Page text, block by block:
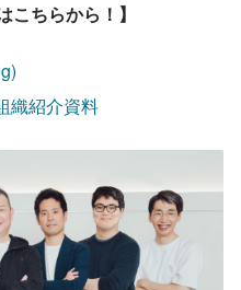
こちらから！】
織紹介資料